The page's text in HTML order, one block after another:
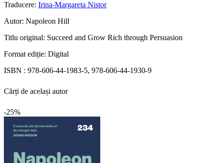
Traducere: Irina-Margareta Nistor
Autor: Napoleon Hill
Titlu original: Succeed and Grow Rich through Persuasion
Format ediție: Digital
ISBN : 978-606-44-1983-5, 978-606-44-1930-9
Cărți de același autor
-25%